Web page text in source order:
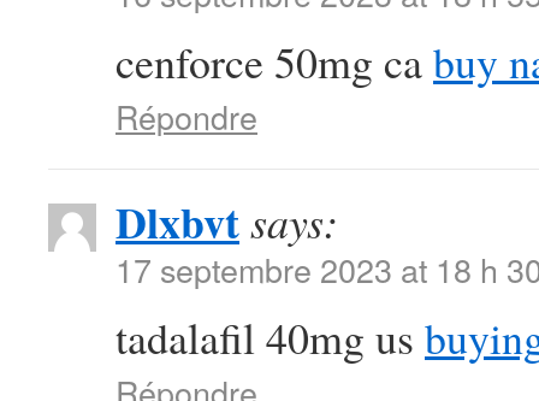
cenforce 50mg cabuy
Répondre
Dlxbvtsays:
17 septembre 2023 at 18 h
tadalafil 40mg us